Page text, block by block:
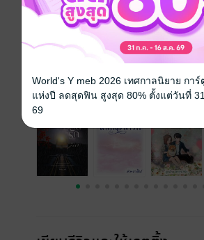
ความยาว 328 ห
ราคาปก 320 บ
เรื่องที่คุณน่าจะสนใจ
World's Y meb 2026 เทศกาลนิยาย กา
แห่งปี ลดสุดฟิน สูงสุด 80% ตั้งแต่วันที่
69